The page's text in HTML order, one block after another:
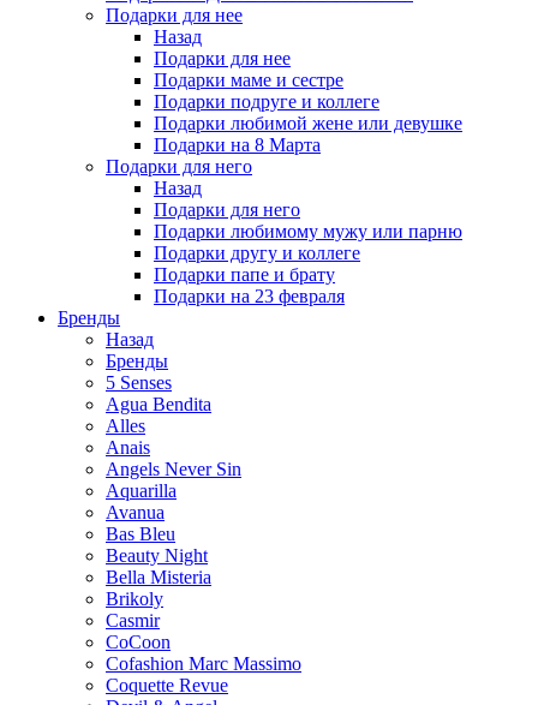
Подарки для нее
Назад
Подарки для нее
Подарки маме и сестре
Подарки подруге и коллеге
Подарки любимой жене или девушке
Подарки на 8 Марта
Подарки для него
Назад
Подарки для него
Подарки любимому мужу или парню
Подарки другу и коллеге
Подарки папе и брату
Подарки на 23 февраля
Бренды
Назад
Бренды
5 Senses
Agua Bendita
Alles
Anais
Angels Never Sin
Aquarilla
Avanua
Bas Bleu
Beauty Night
Bella Misteria
Brikoly
Casmir
CoCoon
Cofashion Marc Massimo
Coquette Revue